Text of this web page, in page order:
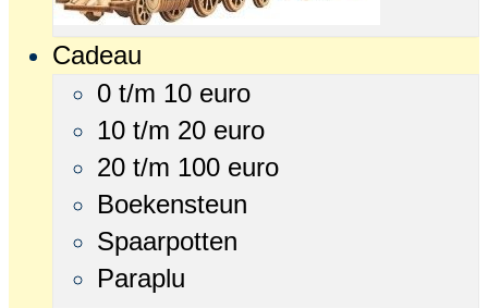
Cadeau
0 t/m 10 euro
10 t/m 20 euro
20 t/m 100 euro
Boekensteun
Spaarpotten
Paraplu